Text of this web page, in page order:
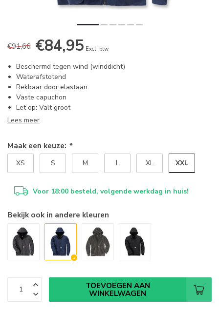
€91,66 €84,95 Excl. btw
Beschermd tegen wind (winddicht)
Waterafstotend
Rekbaar door elastaan
Vaste capuchon
Let op: Valt groot
Lees meer
Maak een keuze: *
XS S M L XL XXL
Voor 18:00 besteld, volgende werkdag in huis!
Bekijk ook in andere kleuren
TOEVOEGEN AAN
WINKELWAGEN